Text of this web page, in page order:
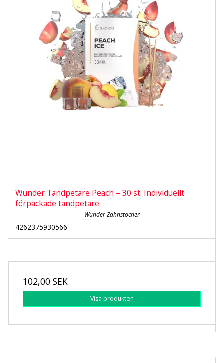
Wunder Tandpetare Peach – 30 st. Individuellt
förpackade tandpetare
Wunder Zahnstocher
4262375930566
102,00 SEK
Visa produkten